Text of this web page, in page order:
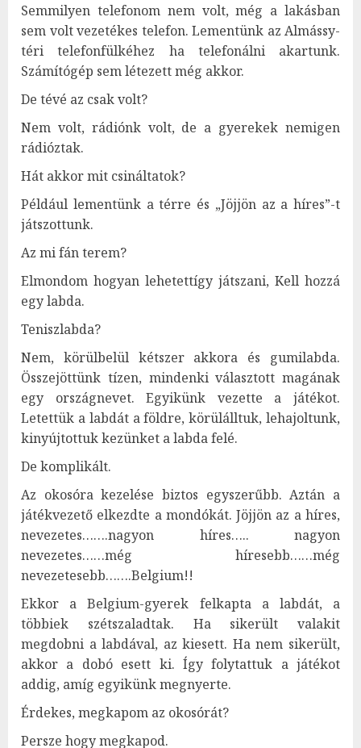
Semmilyen telefonom nem volt, még a lakásban
sem volt vezetékes telefon. Lementünk az Almássy-
téri telefonfülkéhez ha telefonálni akartunk.
Számítógép sem létezett még akkor.
De tévé az csak volt?
Nem volt, rádiónk volt, de a gyerekek nemigen
rádióztak.
Hát akkor mit csináltatok?
Például lementünk a térre és „Jöjjön az a híres”-t
játszottunk.
Az mi fán terem?
Elmondom hogyan lehetettígy játszani, Kell hozzá
egy labda.
Teniszlabda?
Nem, körülbelül kétszer akkora és gumilabda.
Összejöttünk tízen, mindenki választott magának
egy országnevet. Egyikünk vezette a játékot.
Letettük a labdát a földre, körülálltuk, lehajoltunk,
kinyújtottuk kezünket a labda felé.
De komplikált.
Az okosóra kezelése biztos egyszerűbb. Aztán a
játékvezető elkezdte a mondókát. Jöjjön az a híres,
nevezetes…….nagyon híres….. nagyon
nevezetes……még híresebb……még
nevezetesebb…….Belgium!!
Ekkor a Belgium-gyerek felkapta a labdát, a
többiek szétszaladtak. Ha sikerült valakit
megdobni a labdával, az kiesett. Ha nem sikerült,
akkor a dobó esett ki. Így folytattuk a játékot
addig, amíg egyikünk megnyerte.
Érdekes, megkapom az okosórát?
Persze hogy megkapod.